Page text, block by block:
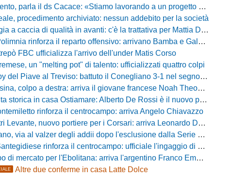
parla il ds Cacace: «Stiamo lavorando a un progetto ambizioso»
procedimento archiviato: nessun addebito per la società
a caccia di qualità in avanti: c'è la trattativa per Mattia Della Morte
rinforza il reparto offensivo: arrivano Bamba e Galeota
FBC ufficializza l'arrivo dell'under Matis Corso
un "melting pot" di talento: ufficializzati quattro colpi
del Piave al Treviso: battuto il Conegliano 3-1 nel segno di Gerbi e Vita
colpo a destra: arriva il giovane francese Noah Theodore
storica in casa Ostiamare: Alberto De Rossi è il nuovo presidente biancoviola
rinforza il centrocampo: arriva Angelo Chiavazzo
Levante, nuovo portiere per i Corsari: arriva Leonardo De Franceschi
via al valzer degli addii dopo l'esclusione dalla Serie D: Salzano verso una big campana
rinforza il centrocampo: ufficiale l'ingaggio di Luca Scimia
di mercato per l'Ebolitana: arriva l'argentino Franco Emmanuel Boló
Altre due conferme in casa Latte Dolce